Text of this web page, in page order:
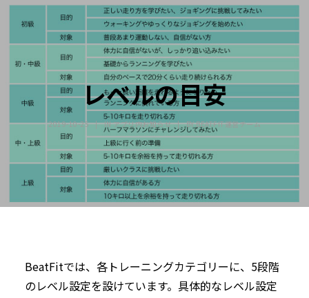
レベルの目安
2019-10-25 | INアプリ内お知らせ | BYBEATFIT運営チーム
BeatFitでは、各トレーニングカテゴリーに、5段階
のレベル設定を設けています。具体的なレベル設定